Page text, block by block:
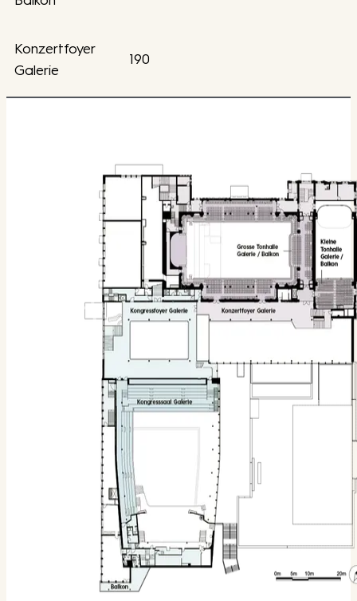
Konzertfoyer
Galerie
190